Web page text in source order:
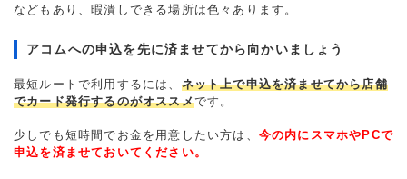
などもあり、暇潰しできる場所は色々あります。
アコムへの申込を先に済ませてから向かいましょう
最短ルートで利用するには、 ネット上で申込を済ませてから店舗
でカード発行するのがオススメです。
少しでも短時間でお金を用意したい方は、 今の内にスマホやPCで
申込を済ませておいてください。